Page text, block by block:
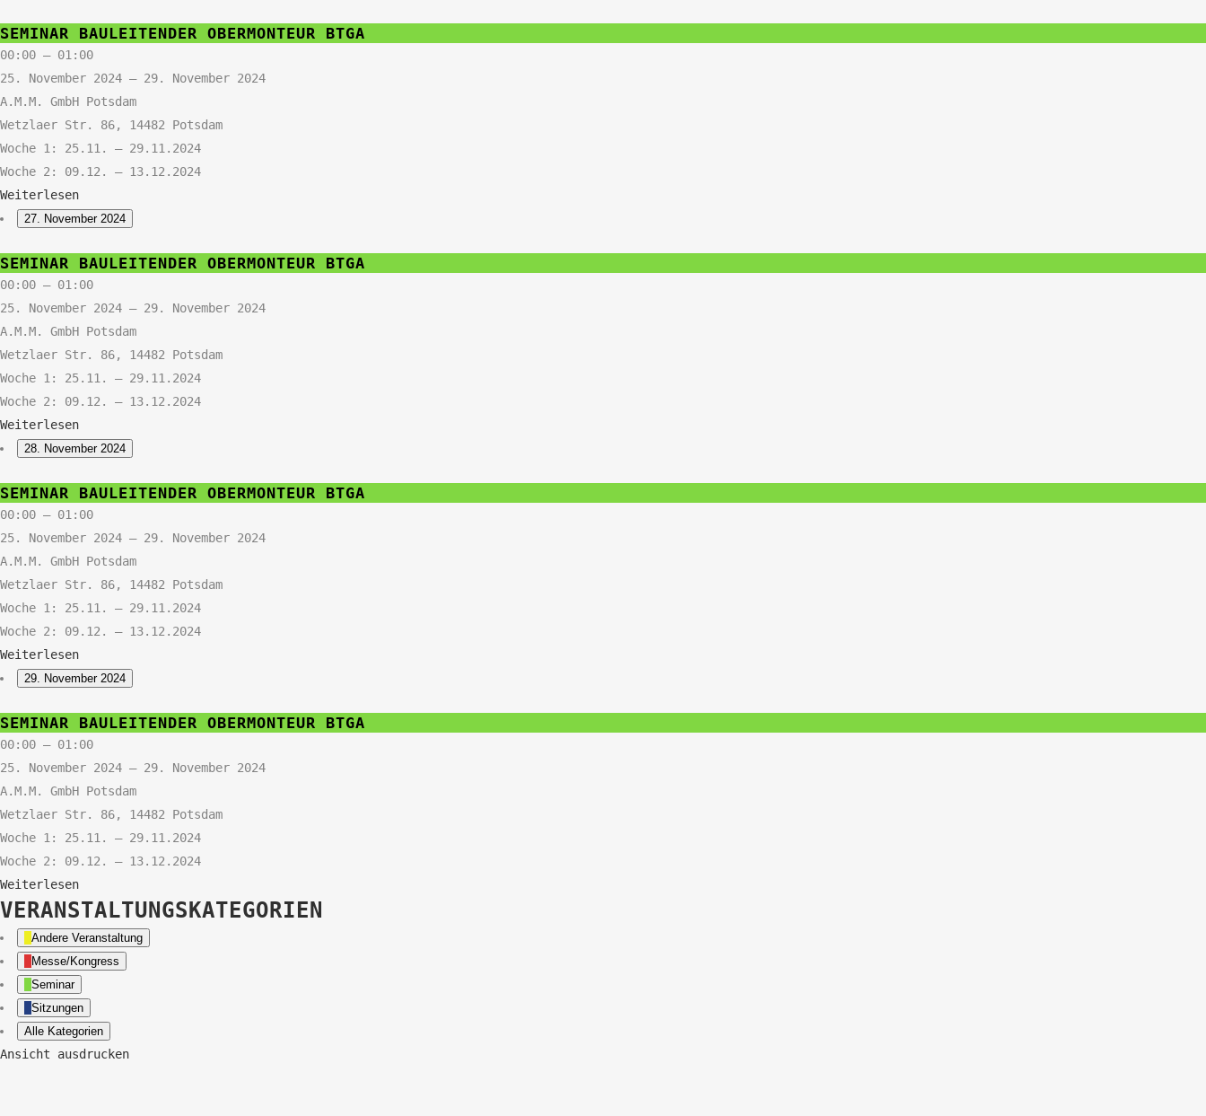
Seminar
Bauleitender
Obermonteur
SEMINAR BAULEITENDER OBERMONTEUR BTGA
00:00 – 01:00
25. November 2024 – 29. November 2024
A.M.M. GmbH Potsdam
Wetzlaer Str. 86, 14482 Potsdam
Woche 1: 25.11. – 29.11.2024
Woche 2: 09.12. – 13.12.2024
Weiterlesen
27. November 2024
Seminar
Bauleitender
Obermonteur
SEMINAR BAULEITENDER OBERMONTEUR BTGA
00:00 – 01:00
25. November 2024 – 29. November 2024
A.M.M. GmbH Potsdam
Wetzlaer Str. 86, 14482 Potsdam
Woche 1: 25.11. – 29.11.2024
Woche 2: 09.12. – 13.12.2024
Weiterlesen
28. November 2024
Seminar
Bauleitender
Obermonteur
SEMINAR BAULEITENDER OBERMONTEUR BTGA
00:00 – 01:00
25. November 2024 – 29. November 2024
A.M.M. GmbH Potsdam
Wetzlaer Str. 86, 14482 Potsdam
Woche 1: 25.11. – 29.11.2024
Woche 2: 09.12. – 13.12.2024
Weiterlesen
29. November 2024
Seminar
Bauleitender
Obermonteur
SEMINAR BAULEITENDER OBERMONTEUR BTGA
00:00 – 01:00
25. November 2024 – 29. November 2024
A.M.M. GmbH Potsdam
Wetzlaer Str. 86, 14482 Potsdam
Woche 1: 25.11. – 29.11.2024
Woche 2: 09.12. – 13.12.2024
Weiterlesen
VERANSTALTUNGSKATEGORIEN
Andere Veranstaltung
Messe/Kongress
Seminar
Sitzungen
Alle Kategorien
Ansicht ausdrucken